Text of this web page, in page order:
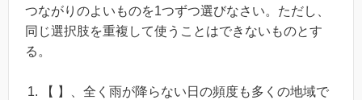
つながりのよいものを1つずつ選びなさい。ただし、
同じ選択肢を重複して使うことはできないものとす
る。
【 】、全く雨が降らない日の頻度も多くの地域で